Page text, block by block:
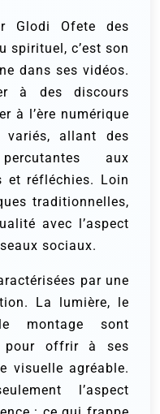
Glodi Ofete des
spirituel, c’est son
dans ses vidéos.
à des discours
à l’ère numérique
allant des
aux
et réfléchies. Loin
traditionnelles,
avec l’aspect
sociaux.
par une
La lumière, le
montage sont
pour offrir à ses
visuelle agréable.
l’aspect